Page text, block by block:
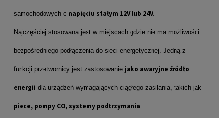
samochodowych o napięciu stałym 12V lub 24V.
Najczęściej stosowana jest w miejscach gdzie nie ma możliwości
bezpośredniego podłączenia do sieci energetycznej. Jedną z
funkcji przetwornicy jest zastosowanie jako awaryjne źródło
energii dla urządzeń wymagających ciągłego zasilania, takich jak
piece, pompy CO, systemy podtrzymania.